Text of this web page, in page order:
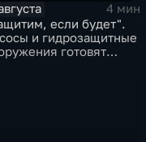
4 мин
если будет".
и гидрозащитные
готовят